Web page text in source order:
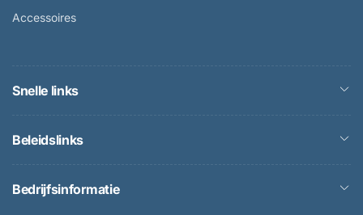
Accessoires
Snelle links
Beleidslinks
Bedrijfsinformatie